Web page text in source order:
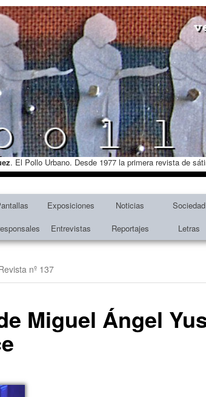
. El Pollo Urbano. Desde 1977 la primera revista de
Exposiciones Noticias Sociedad
Entrevistas Reportajes Letras
nº 137
Miguel Ángel